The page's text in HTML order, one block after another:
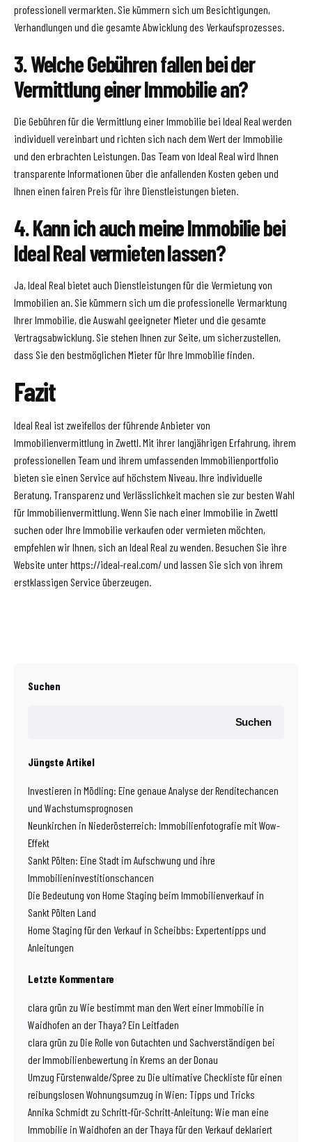
professionell vermarkten. Sie kümmern sich um Besichtigungen,
Verhandlungen und die gesamte Abwicklung des Verkaufsprozesses.
3. Welche Gebühren fallen bei der
Vermittlung einer Immobilie an?
Die Gebühren für die Vermittlung einer Immobilie bei Ideal Real werden
individuell vereinbart und richten sich nach dem Wert der Immobilie
und den erbrachten Leistungen. Das Team von Ideal Real wird Ihnen
transparente Informationen über die anfallenden Kosten geben und
Ihnen einen fairen Preis für ihre Dienstleistungen bieten.
4. Kann ich auch meine Immobilie bei
Ideal Real vermieten lassen?
Ja, Ideal Real bietet auch Dienstleistungen für die Vermietung von
Immobilien an. Sie kümmern sich um die professionelle Vermarktung
Ihrer Immobilie, die Auswahl geeigneter Mieter und die gesamte
Vertragsabwicklung. Sie stehen Ihnen zur Seite, um sicherzustellen,
dass Sie den bestmöglichen Mieter für Ihre Immobilie finden.
Fazit
Ideal Real ist zweifellos der führende Anbieter von
Immobilienvermittlung in Zwettl. Mit ihrer langjährigen Erfahrung, ihrem
professionellen Team und ihrem umfassenden Immobilienportfolio
bieten sie einen Service auf höchstem Niveau. Ihre individuelle
Beratung, Transparenz und Verlässlichkeit machen sie zur besten Wahl
für Immobilienvermittlung. Wenn Sie nach einer Immobilie in Zwettl
suchen oder Ihre Immobilie verkaufen oder vermieten möchten,
empfehlen wir Ihnen, sich an Ideal Real zu wenden. Besuchen Sie ihre
Website unter https://ideal-real.com/ und lassen Sie sich von ihrem
erstklassigen Service überzeugen.
Suchen
Suchen
Jüngste Artikel
Investieren in Mödling: Eine genaue Analyse der Renditechancen
und Wachstumsprognosen
Neunkirchen in Niederösterreich: Immobilienfotografie mit Wow-
Effekt
Sankt Pölten: Eine Stadt im Aufschwung und ihre
Immobilieninvestitionschancen
Die Bedeutung von Home Staging beim Immobilienverkauf in
Sankt Pölten Land
Home Staging für den Verkauf in Scheibbs: Expertentipps und
Anleitungen
Letzte Kommentare
clara grün zu Wie bestimmt man den Wert einer Immobilie in
Waidhofen an der Thaya? Ein Leitfaden
clara grün zu Die Rolle von Gutachten und Sachverständigen bei
der Immobilienbewertung in Krems an der Donau
Umzug Fürstenwalde/Spree zu Die ultimative Checkliste für einen
reibungslosen Wohnungsumzug in Wien: Tipps und Tricks
Annika Schmidt zu Schritt-für-Schritt-Anleitung: Wie man eine
Immobilie in Waidhofen an der Thaya für den Verkauf deklariert